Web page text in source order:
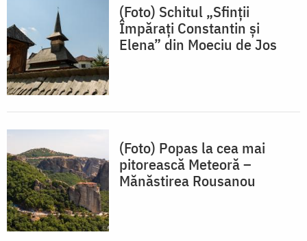
(Foto) Schitul „Sfinții
Împărați Constantin și
Elena” din Moeciu de Jos
(Foto) Popas la cea mai
pitorească Meteoră –
Mănăstirea Rousanou